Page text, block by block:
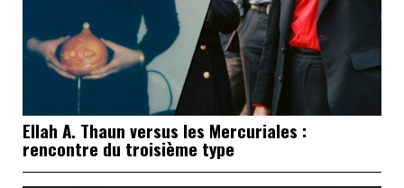
Ellah A. Thaun versus les Mercuriales :
rencontre du troisième type